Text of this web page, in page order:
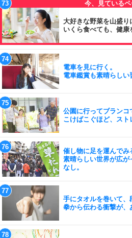
大好きな野菜を山盛り
いくら食べても、健康
電車を見に行く。
電車鑑賞も素晴らしい
公園に行ってブランコ
こけばこぐほど、スト
催し物に足を運んでみ
素晴らしい世界が広
なし。
手にタオルを巻いて、
拳から伝わる衝撃が、